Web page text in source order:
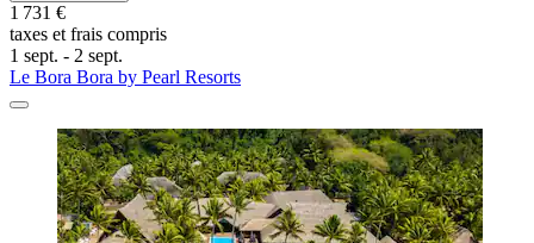
1 731 €
taxes et frais compris
1 sept. - 2 sept.
Le Bora Bora by Pearl Resorts